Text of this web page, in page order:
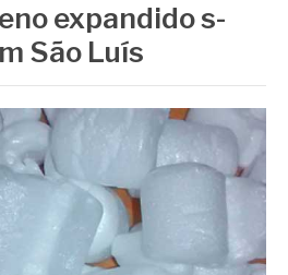
expandido s-
São Luís